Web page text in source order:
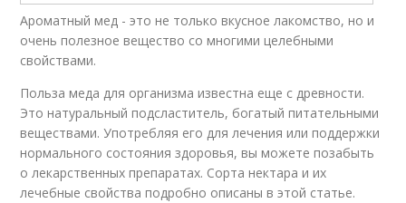
Ароматный мед - это не только вкусное лакомство, но и
очень полезное вещество со многими целебными
свойствами.
Польза меда для организма известна еще с древности.
Это натуральный подсластитель, богатый питательными
веществами. Употребляя его для лечения или поддержки
нормального состояния здоровья, вы можете позабыть
о лекарственных препаратах. Сорта нектара и их
лечебные свойства подробно описаны в этой статье.